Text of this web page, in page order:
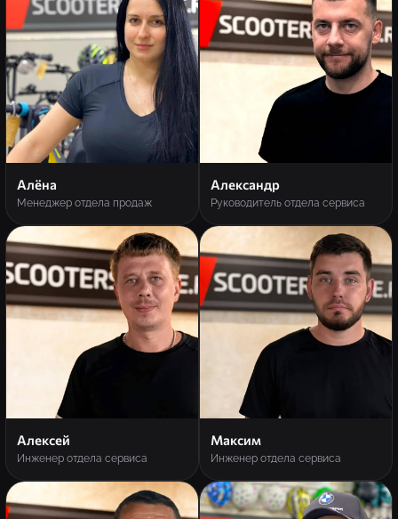
Алёна
Менеджер отдела продаж
Александр
Руководитель отдела сервиса
Алексей
Инженер отдела сервиса
Максим
Инженер отдела сервиса